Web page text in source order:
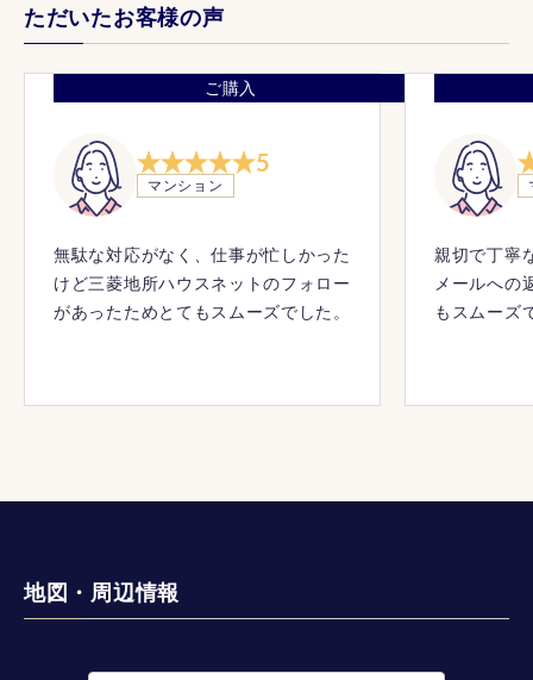
ただいたお客様の声
ご購入
5
マンション
無駄な対応がなく、仕事が忙しかった
けど三菱地所ハウスネットのフォロー
があったためとてもスムーズでした。
親切で丁寧
メールへの
もスムーズ
地図・周辺情報